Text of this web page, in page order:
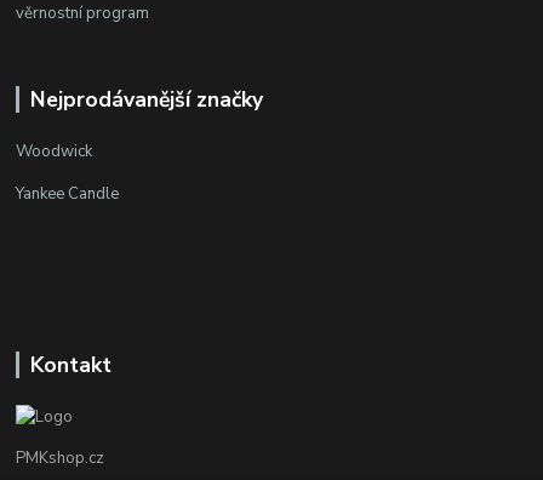
věrnostní program
Nejprodávanější značky
Woodwick
Yankee Candle
Kontakt
PMKshop.cz